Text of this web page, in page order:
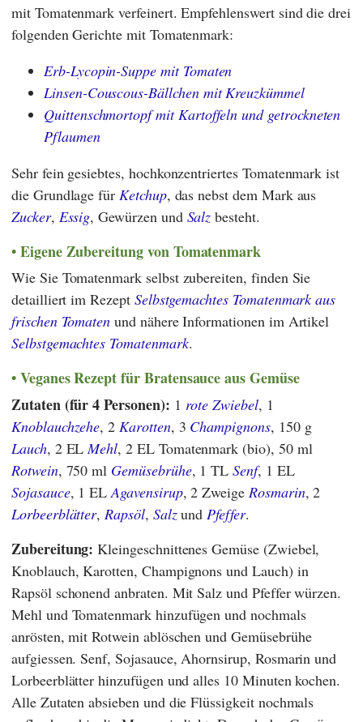
mit Tomatenmark verfeinert. Empfehlenswert sind die drei
folgenden Gerichte mit Tomatenmark:
Erb-Lycopin-Suppe mit Tomaten
Linsen-Couscous-Bällchen mit Kreuzkümmel
Quittenschmortopf mit Kartoffeln und getrockneten
Pflaumen
Sehr fein gesiebtes, hochkonzentriertes Tomatenmark ist
die Grundlage fürKetchup, das nebst dem Mark aus
Zucker, Essig, Gewürzen und Salz besteht.
Eigene Zubereitung von Tomatenmark
Wie Sie Tomatenmark selbst zubereiten, finden Sie
detailliert im Rezept Selbstgemachtes Tomatenmark aus
frischen Tomaten und nähere Informationen im Artikel
Selbstgemachtes Tomatenmark.
Veganes Rezept für Bratensauce aus Gemüse
Zutaten (für 4 Personen): 1 rote Zwiebel, 1
Knoblauchzehe, 2 Karotten, 3 Champignons, 150 g
Lauch, 2 EL Mehl, 2 EL Tomatenmark (bio), 50 ml
Rotwein, 750 ml Gemüsebrühe, 1 TLSenf, 1 EL
Sojasauce, 1 ELAgavensirup, 2 Zweige Rosmarin, 2
Lorbeerblätter, Rapsöl, Salzund Pfeffer.
Zubereitung: Kleingeschnittenes Gemüse (Zwiebel,
Knoblauch, Karotten, Champignons und Lauch) in
Rapsöl schonend anbraten. Mit Salz und Pfeffer würzen.
Mehl und Tomatenmark hinzufügen und nochmals
anrösten, mit Rotwein ablöschen und Gemüsebrühe
aufgiessen. Senf, Sojasauce, Ahornsirup, Rosmarin und
Lorbeerblätter hinzufügen und alles 10 Minuten kochen.
Alle Zutaten absieben und die Flüssigkeit nochmals